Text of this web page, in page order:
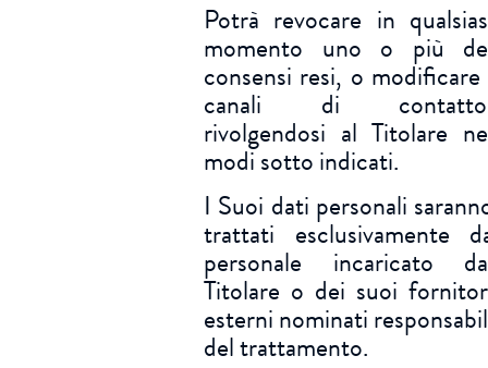
Potrà revocare in
momento uno o più
consensi resi, o
canali di
rivolgendosi al Titolare
modi sotto indicati.
I Suoi dati personali
trattati esclusivamente
personale incaricato
Titolare o dei suoi
esterni nominati
del trattamento.